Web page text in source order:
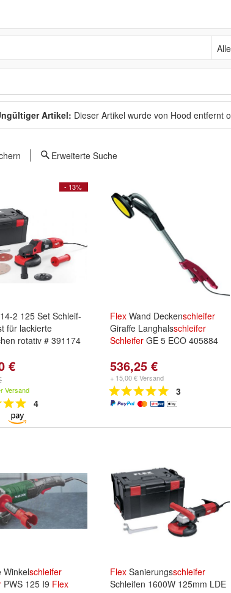
Artikel: Dieser Artikel wurde von Hood entfernt
Erweiterte Suche
- 13%
2 125 Set Schleif-
für lackierte
rotativ # 391174
€
Versand
4
Flex Wand Deckenschleifer
Giraffe Langhalsschleifer
Schleifer GE 5 ECO 405884
536,25 €
+ 15,00 € Versand
3
Winkelschleifer
PWS 125 I9 Flex
Flex Sanierungsschleifer
Schleifen 1600W 125mm LDE